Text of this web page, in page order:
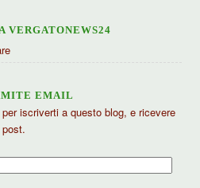
VERGATONEWS24
EMAIL
iscriverti a questo blog, e ricevere